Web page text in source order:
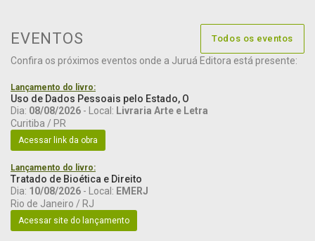
EVENTOS Todos os eventos
Confira os próximos eventos onde a Juruá Editora está presente:
Lançamento do livro:
Uso de Dados Pessoais pelo Estado, O
Dia: 08/08/2026 - Local: Livraria Arte e Letra
Curitiba / PR
Acessar link da obra
Lançamento do livro:
Tratado de Bioética e Direito
Dia: 10/08/2026 - Local: EMERJ
Rio de Janeiro / RJ
Acessar site do lançamento